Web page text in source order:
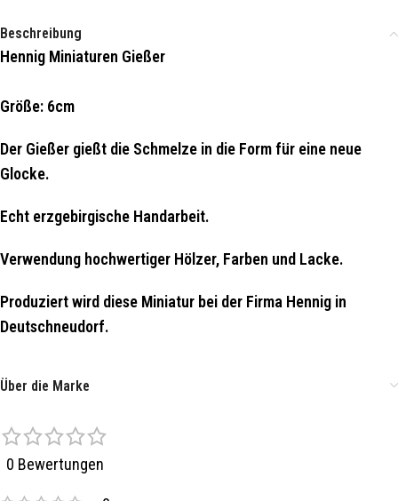
Beschreibung
Hennig Miniaturen Gießer
Größe: 6cm
Der Gießer gießt die Schmelze in die Form für eine neue
Glocke.
Echt erzgebirgische Handarbeit.
Verwendung hochwertiger Hölzer, Farben und Lacke.
Produziert wird diese Miniatur bei der Firma Hennig in
Deutschneudorf.
Über die Marke
0 Bewertungen